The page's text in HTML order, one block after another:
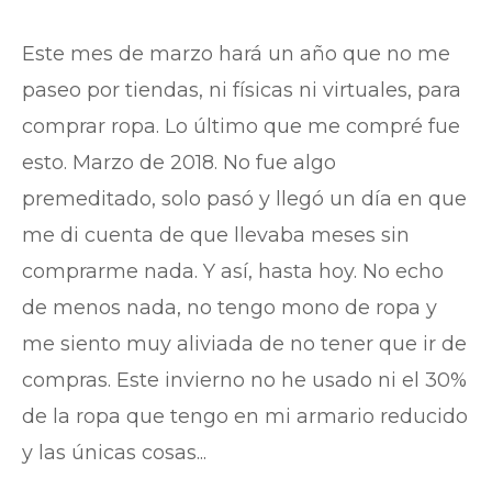
Este mes de marzo hará un año que no me
paseo por tiendas, ni físicas ni virtuales, para
comprar ropa. Lo último que me compré fue
esto. Marzo de 2018. No fue algo
premeditado, solo pasó y llegó un día en que
me di cuenta de que llevaba meses sin
comprarme nada. Y así, hasta hoy. No echo
de menos nada, no tengo mono de ropa y
me siento muy aliviada de no tener que ir de
compras. Este invierno no he usado ni el 30%
de la ropa que tengo en mi armario reducido
y las únicas cosas...